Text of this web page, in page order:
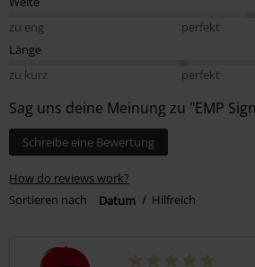
zu eng
perfekt
Länge
zu kurz
perfekt
Sag uns deine Meinung zu "EMP
Schreibe eine Bewertung
How do reviews work?
Sortieren nach
Datum Hilfreich